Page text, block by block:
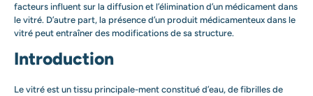
facteurs influent sur la diffusion et l’élimination d’un médicament dans
le vitré. D’autre part, la présence d’un produit médicamenteux dans le
vitré peut entraîner des modifications de sa structure.
Introduction
Le vitré est un tissu principale-ment constitué d’eau, de fibrilles de